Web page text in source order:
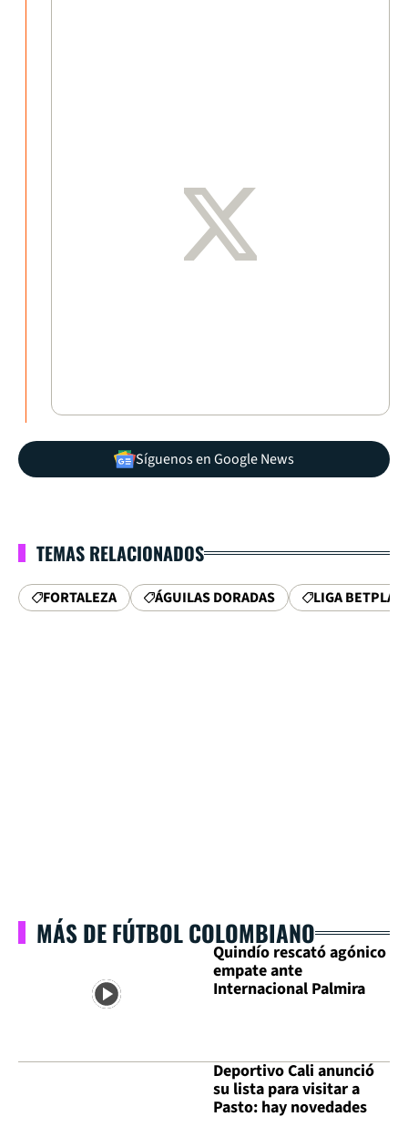
Síguenos en Google News
TEMAS RELACIONADOS
FORTALEZA ÁGUILAS DORADAS LIGA BETPLAY
MÁS DE FÚTBOL COLOMBIANO
Quindío rescató agónico
empate ante
Internacional Palmira
Deportivo Cali anunció
su lista para visitar a
Pasto: hay novedades